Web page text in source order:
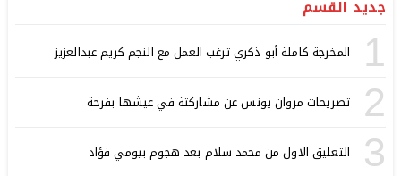
جديد القسم
1 المخرجة كاملة أبو ذكري ترغب العمل مع النجم كريم عبدالعزيز
2 تصريحات مروان يونس عن مشاركتة في عيشها بفرحة
3 التعليق الاول من محمد سلام بعد هجوم بيومي فؤاد